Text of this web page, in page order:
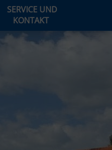
SERVICE UND
KONTAKT